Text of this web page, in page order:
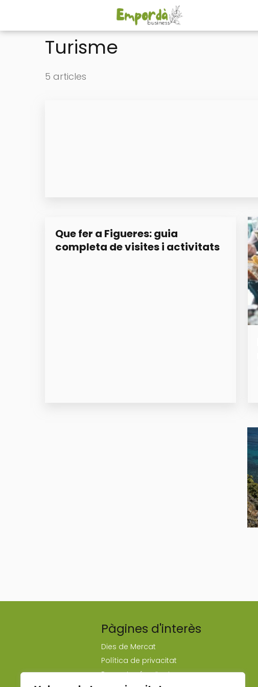
Turisme
5 articles
Que fer a Figueres: guia
completa de visites i activitats
Pàgines d'interès
Dies de Mercat
Política de privacitat
Preguntes freqüents